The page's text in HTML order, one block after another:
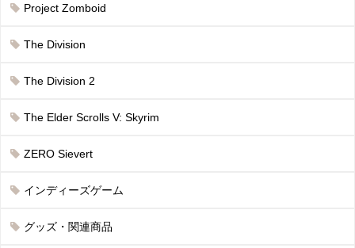
Project Zomboid
The Division
The Division 2
The Elder Scrolls V: Skyrim
ZERO Sievert
インディーズゲーム
グッズ・関連商品